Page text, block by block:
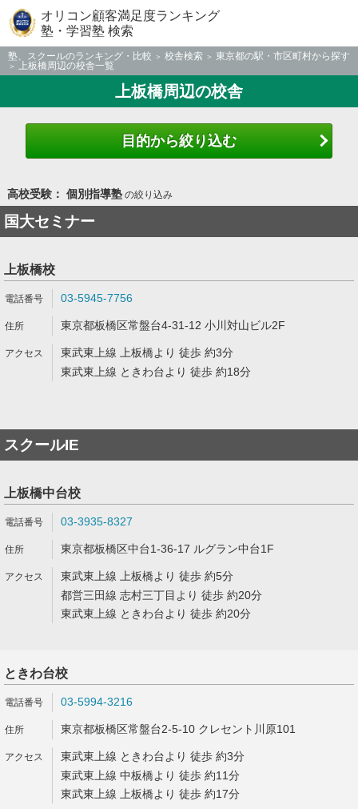
オリコン顧客満足度ランキング
塾・学習塾 検索
塾、スクールのランキング・比較 校舎検索
東京都の駅・市区町村から探す
上板橋周辺の校舎一覧
上板橋周辺の校舎
目的から絞り込む
高校受験： 個別指導塾の絞り込み
国大セミナー
上板橋校
03-5945-7756
東京都板橋区常盤台4-31-12 小川対山ビル2F
東武東上線 上板橋より 徒歩 約3分
東武東上線 ときわ台より 徒歩 約18分
スクールIE
上板橋中台校
03-3935-8327
東京都板橋区中台1-36-17 ルグラン中台1F
東武東上線 上板橋より 徒歩 約5分
都営三田線 志村三丁目より 徒歩 約20分
東武東上線 ときわ台より 徒歩 約20分
ときわ台校
03-5994-3216
東京都板橋区常盤台2-5-10 クレセント川原101
東武東上線 ときわ台より 徒歩 約3分
東武東上線 中板橋より 徒歩 約11分
東武東上線 上板橋より 徒歩 約17分